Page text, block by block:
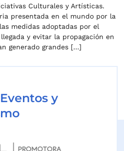
Culturales y Artísticas.
presentada en el mundo por la
medidas adoptadas por el
y evitar la propagación en
generado grandes […]
y